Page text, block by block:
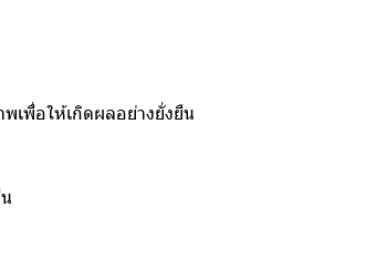
เพื่อให้เกิดผลอย่างยั่งยืน